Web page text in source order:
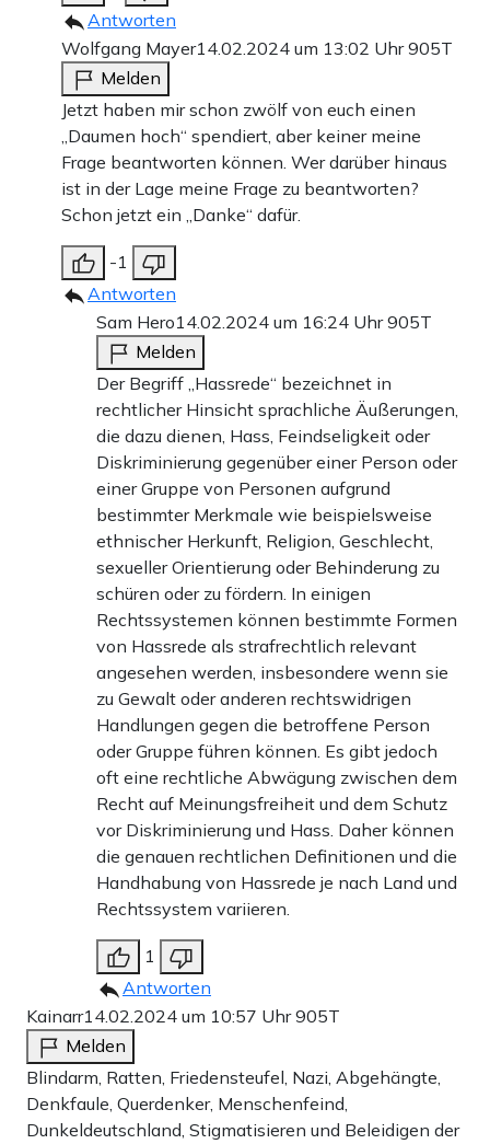
Antworten
Wolfgang Mayer14.02.2024 um 13:02 Uhr905T
Melden
Jetzt haben mir schon zwölf von euch einen
„Daumen hoch“ spendiert, aber keiner meine
Frage beantworten können. Wer darüber hinaus
ist in der Lage meine Frage zu beantworten?
Schon jetzt ein „Danke“ dafür.
-1
Antworten
Sam Hero14.02.2024 um 16:24 Uhr905T
Melden
Der Begriff „Hassrede“ bezeichnet in
rechtlicher Hinsicht sprachliche Äußerungen,
die dazu dienen, Hass, Feindseligkeit oder
Diskriminierung gegenüber einer Person oder
einer Gruppe von Personen aufgrund
bestimmter Merkmale wie beispielsweise
ethnischer Herkunft, Religion, Geschlecht,
sexueller Orientierung oder Behinderung zu
schüren oder zu fördern. In einigen
Rechtssystemen können bestimmte Formen
von Hassrede als strafrechtlich relevant
angesehen werden, insbesondere wenn sie
zu Gewalt oder anderen rechtswidrigen
Handlungen gegen die betroffene Person
oder Gruppe führen können. Es gibt jedoch
oft eine rechtliche Abwägung zwischen dem
Recht auf Meinungsfreiheit und dem Schutz
vor Diskriminierung und Hass. Daher können
die genauen rechtlichen Definitionen und die
Handhabung von Hassrede je nach Land und
Rechtssystem variieren.
1
Antworten
Kainarr14.02.2024 um 10:57 Uhr905T
Melden
Blindarm, Ratten, Friedensteufel, Nazi, Abgehängte,
Denkfaule, Querdenker, Menschenfeind,
Dunkeldeutschland, Stigmatisieren und Beleidigen der